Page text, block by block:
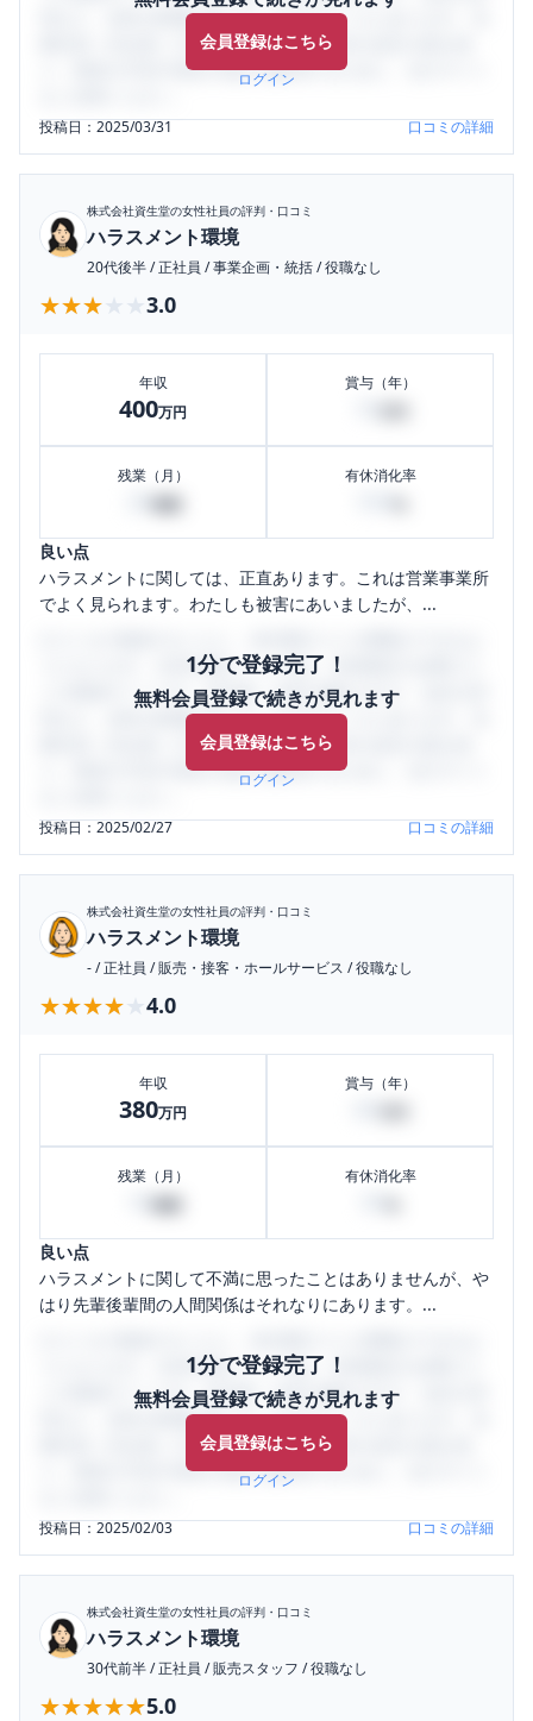
会員登録はこちら
ログイン
判など、女性の転職は気にすべき点がたくさんあります。先
輩社員（元社員）の口コミを通して、本当の会社の姿を知
り、将来の不安や現在の悩みを解消するために、ぜひサイト
投稿日：2025/03/31 口コミの詳細
株式会社資生堂の女性社員の評判・口コミ
ハラスメント環境
20代後半/正社員 /事業企画・統括/役職なし
★★★★★
★★★★★ 3.0
年収
400万円
賞与（年）
残業（月） 有休消化率
良い点
ハラスメントに関しては、正直あります。これは営業事業所
でよく見られます。わたしも被害にあいましたが、...
1分で登録完了！
無料会員登録で続きが見れます
会員登録はこちら
ログイン
うになります。SHEHUB(シーハブ)は、女性限定の企業口コ
ミの投稿サイトです。給与面・女性の働きやすさ・会社の評
判など、女性の転職は気にすべき点がたくさんあります。先
輩社員（元社員）の口コミを通して、本当の会社の姿を知
り、将来の不安や現在の悩みを解消するために、ぜひサイト
投稿日：2025/02/27 口コミの詳細
株式会社資生堂の女性社員の評判・口コミ
ハラスメント環境
-/正社員 /販売・接客・ホールサービス /役職なし
★★★★★
★★★★★ 4.0
年収
380万円
賞与（年）
残業（月） 有休消化率
良い点
ハラスメントに関して不満に思ったことはありませんが、や
はり先輩後輩間の人間関係はそれなりにあります。...
1分で登録完了！
無料会員登録で続きが見れます
会員登録はこちら
ログイン
うになります。SHEHUB(シーハブ)は、女性限定の企業口コ
ミの投稿サイトです。給与面・女性の働きやすさ・会社の評
判など、女性の転職は気にすべき点がたくさんあります。先
輩社員（元社員）の口コミを通して、本当の会社の姿を知
り、将来の不安や現在の悩みを解消するために、ぜひサイト
投稿日：2025/02/03 口コミの詳細
株式会社資生堂の女性社員の評判・口コミ
ハラスメント環境
30代前半/正社員 /販売スタッフ /役職なし
★★★★★
★★★★★5.0